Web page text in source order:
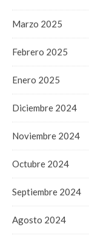
Marzo 2025
Febrero 2025
Enero 2025
Diciembre 2024
Noviembre 2024
Octubre 2024
Septiembre 2024
Agosto 2024